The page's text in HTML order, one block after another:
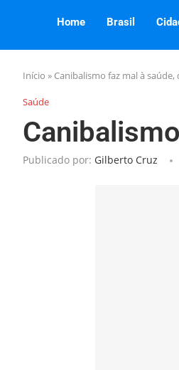
Home Brasil
Início » Canibalismo faz mal à
Saúde
Publicado por: Gilberto Cruz